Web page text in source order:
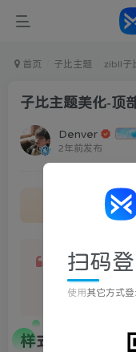
首页 子比主题 zibll子
子比主题美化-顶
Denver
2年前发布
文章最后更
有好多人觉
写了两个样式
样式一:
扫码
使用 其它方式登